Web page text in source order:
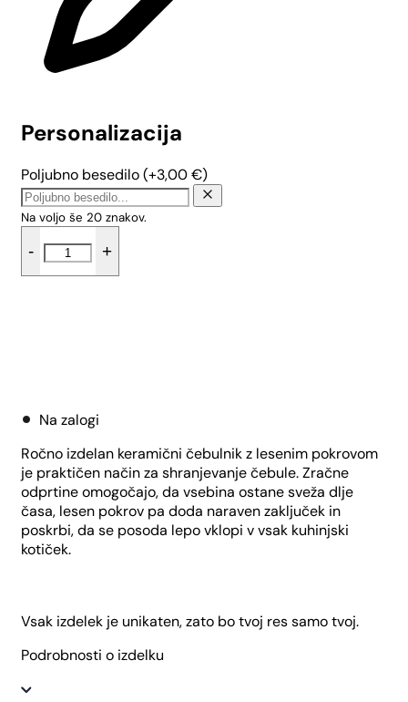
Personalizacija
Poljubno besedilo(+3,00€)
Na voljo še 20 znakov.
-
čebulo
+
Na zalogi
Ročno izdelan keramični čebulnik z lesenim pokrovom
je praktičen način za shranjevanje čebule. Zračne
odprtine omogočajo, da vsebina ostane sveža dlje
časa, lesen pokrov pa doda naraven zaključek in
poskrbi, da se posoda lepo vklopi v vsak kuhinjski
kotiček.
Vsak izdelek je unikaten, zato bo tvoj res samo tvoj.
Podrobnosti o izdelku